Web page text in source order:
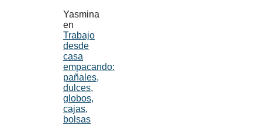
Yasmina
en
Trabajo
desde
casa
empacando:
pañales,
dulces,
globos,
cajas,
bolsas